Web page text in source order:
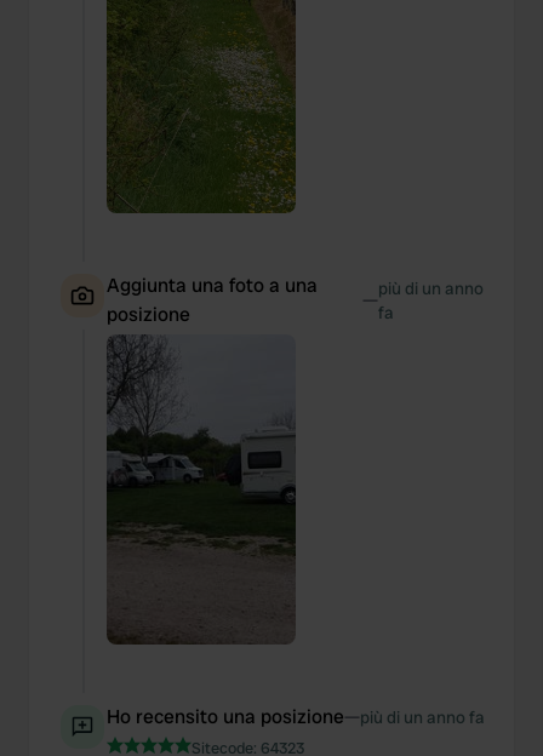
Aggiunta una foto a una
posizione
—più di un anno
fa
Ho recensito una posizione—più di un anno fa
Sitecode: 64323